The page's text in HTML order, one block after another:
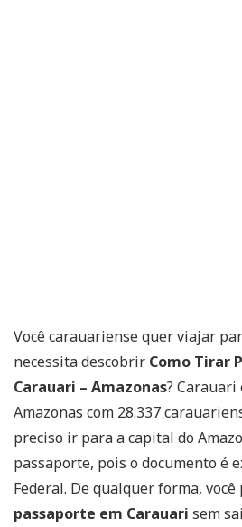
Você carauariense quer viajar
necessita descobrir Como Tirar
Carauari – Amazonas?
Amazonas com 28.337
preciso ir para a capital do
passaporte, pois o documento é
Federal. De qualquer forma, você
passaporte em Carauari sem